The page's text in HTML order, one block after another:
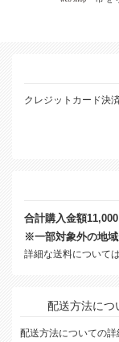
クレジットカード決
合計購入金額
※一部対象外の地域
詳細な送料については
配送方法につ
配送方法についての詳